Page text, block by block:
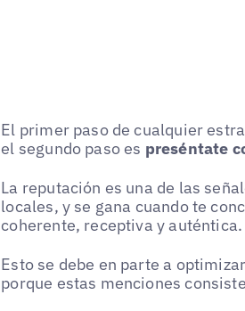
El primer paso de cualquier
el segundo paso es preséntate
La reputación es una de las
locales, y se gana cuando te
coherente, receptiva y auténtica.
Esto se debe en parte a
porque estas menciones